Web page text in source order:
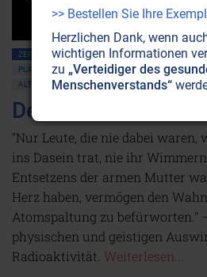
ZEITENSCHRIFT NR. 8 BEWUSSTSEIN GEIST
PLANET ERDE • UMWELTSCHUTZ
ALTERNATIVE WISSENSCHAFT
SCHAUBERGER
Der Fluch der
"Nur Leute, die nie dabei waren,
ins Dasein trat, nie ihr
Entsetzens der armen Mutter
Herz haben, vermögen den
Atomspaltung zu befürworten."
physischen und geistigen
Radioaktivität. Weiterlesen...
>> Bestellen Sie Ihre
Herzlichen Dank, wenn
wichtigen Informationen
zu „Verteidiger des
Menschenverstands“